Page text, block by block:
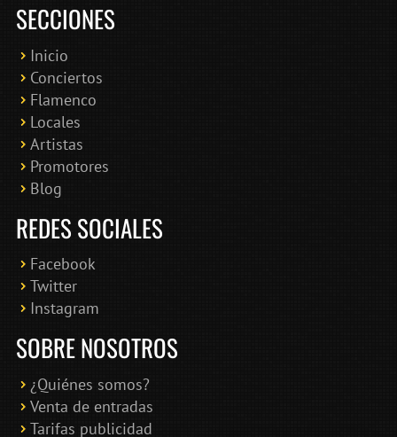
SECCIONES
Inicio
Conciertos
Flamenco
Locales
Artistas
Promotores
Blog
REDES SOCIALES
Facebook
Twitter
Instagram
SOBRE NOSOTROS
¿Quiénes somos?
Venta de entradas
Tarifas publicidad